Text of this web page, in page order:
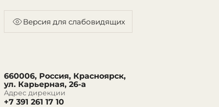
Версия для слабовидящих
660006, Россия, Красноярск,
ул. Карьерная, 26-а
Адрес дирекции
+7 391 261 17 10